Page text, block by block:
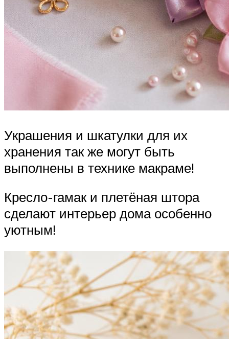
Украшения и шкатулки для их
хранения так же могут быть
выполнены в технике макраме!
Кресло-гамак и плетёная штора
сделают интерьер дома особенно
уютным!